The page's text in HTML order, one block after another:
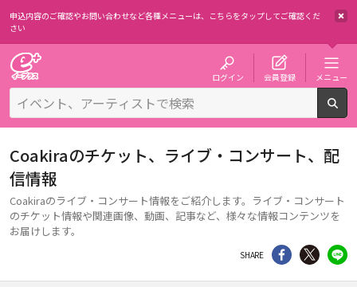
申込内容のご確認やお問い合わせなど各種メニューは、 こちらをタップしてご確認くだ
さい
ログイン 会員登録 メニュー
Coakiraのチケット、ライブ・コンサート、配
信情報
Coakiraのライブ・コンサート情報をご紹介します。ライブ・コンサート
のチケット情報や関連画像、動画、記事など、様々な情報コンテンツを
お届けします。
SHARE シェア Twitter